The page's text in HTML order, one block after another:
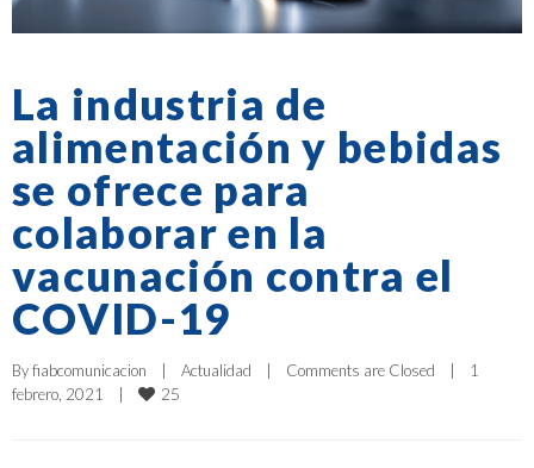
La industria de
alimentación y bebidas
se ofrece para
colaborar en la
vacunación contra el
COVID-19
By fiabcomunicacion Actualidad Comments are Closed
1
febrero, 2021
25